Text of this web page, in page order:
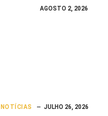
AGOSTO 2, 2026
NOTÍCIAS JULHO 26, 2026